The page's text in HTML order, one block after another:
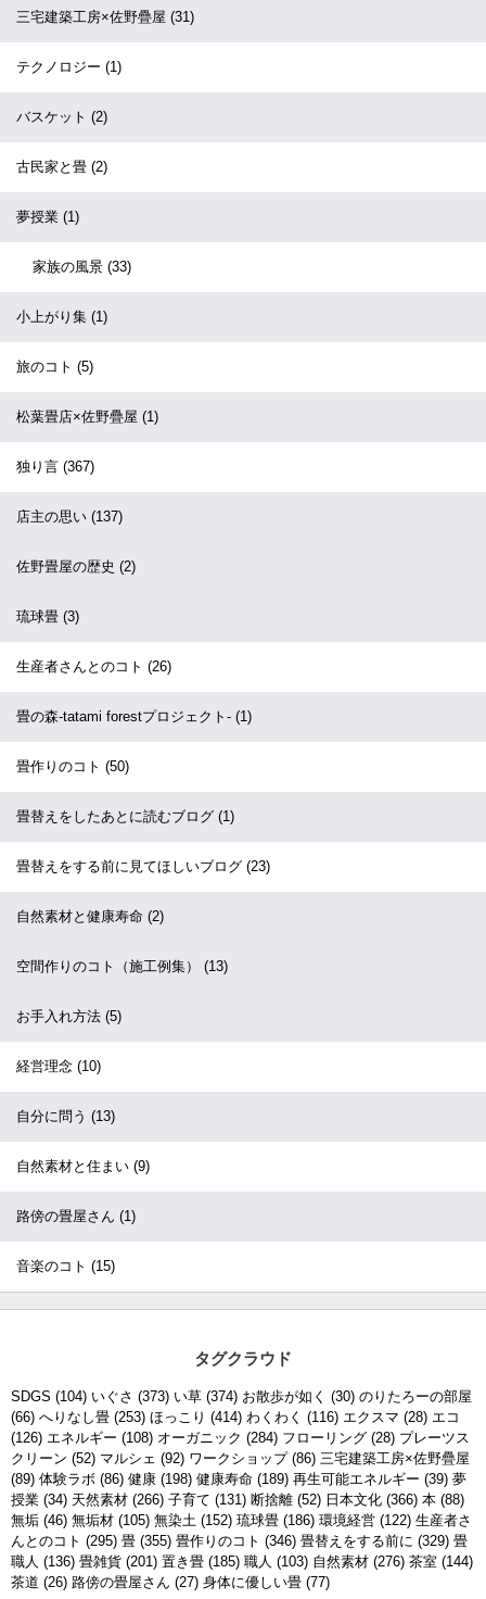
三宅建築工房×佐野疊屋 (31)
テクノロジー (1)
バスケット (2)
古民家と畳 (2)
夢授業 (1)
家族の風景 (33)
小上がり集 (1)
旅のコト (5)
松葉畳店×佐野疊屋 (1)
独り言 (367)
店主の思い (137)
佐野畳屋の歴史 (2)
琉球畳 (3)
生産者さんとのコト (26)
畳の森-tatami forestプロジェクト- (1)
畳作りのコト (50)
畳替えをしたあとに読むブログ (1)
畳替えをする前に見てほしいブログ (23)
自然素材と健康寿命 (2)
空間作りのコト（施工例集） (13)
お手入れ方法 (5)
経営理念 (10)
自分に問う (13)
自然素材と住まい (9)
路傍の畳屋さん (1)
音楽のコト (15)
タグクラウド
SDGS (104) いぐさ (373) い草 (374) お散歩が如く (30) のりたろーの部屋
(66) へりなし畳 (253) ほっこり (414) わくわく (116) エクスマ (28) エコ
(126) エネルギー (108) オーガニック (284) フローリング (28) プレーツス
クリーン (52) マルシェ (92) ワークショップ(86) 三宅建築工房×佐野疊屋
(89) 体験ラボ (86) 健康 (198) 健康寿命 (189) 再生可能エネルギー (39) 夢
授業 (34) 天然素材 (266) 子育て (131) 断捨離 (52) 日本文化 (366) 本 (88)
無垢 (46) 無垢材 (105) 無染土 (152) 琉球畳 (186) 環境経営 (122) 生産者さ
んとのコト (295) 畳 (355) 畳作りのコト (346) 畳替えをする前に (329) 畳
職人 (136) 畳雑貨 (201) 置き畳 (185) 職人 (103) 自然素材 (276) 茶室 (144)
茶道 (26) 路傍の畳屋さん (27) 身体に優しい畳 (77)